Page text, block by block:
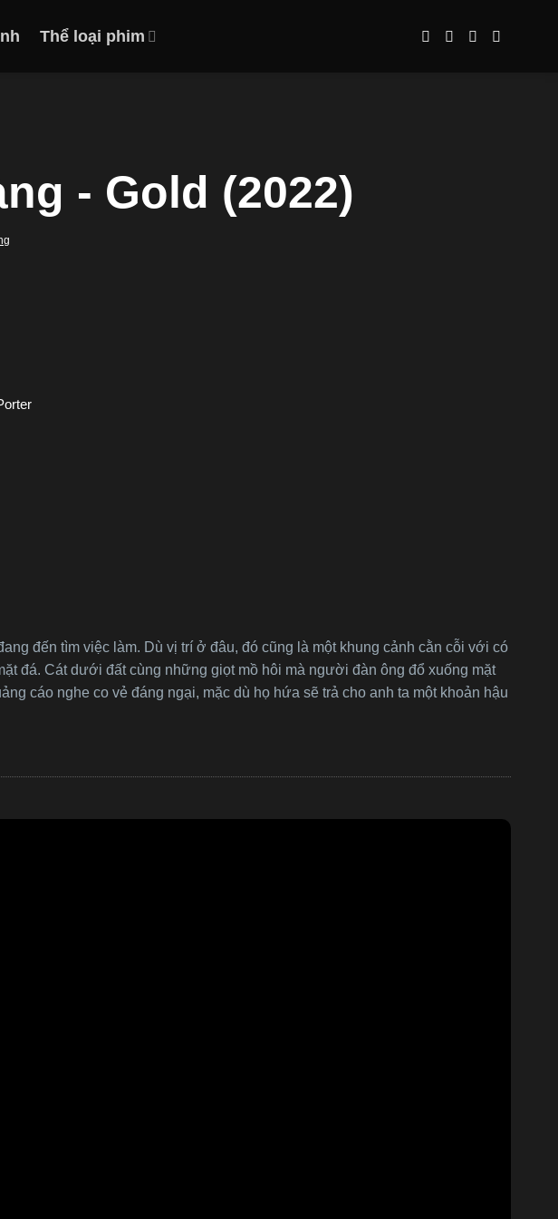
Thể loại phim
- Gold (2022)
đến tìm việc làm. Dù vị trí ở đâu, đó cũng là một khung cảnh cằn cỗi với có
đá. Cát dưới đất cùng những giọt mồ hôi mà người đàn ông đổ xuống mặt
cáo nghe co vẻ đáng ngại, mặc dù họ hứa sẽ trả cho anh ta một khoản hậu